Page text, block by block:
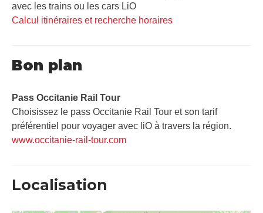
avec les trains ou les cars LiO
Calcul itinéraires et recherche horaires
Bon plan
Pass Occitanie Rail Tour​
Choisissez le pass Occitanie Rail Tour et son tarif
préférentiel pour voyager avec liO à travers la région.
www.occitanie-rail-tour.com
Localisation